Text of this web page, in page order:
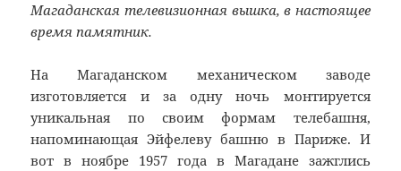
Магаданская телевизионная вышка, в настоящее
время памятник.
На Магаданском механическом заводе
изготовляется и за одну ночь монтируется
уникальная по своим формам телебашня,
напоминающая Эйфелеву башню в Париже. И
вот в ноябре 1957 года в Магадане зажглись